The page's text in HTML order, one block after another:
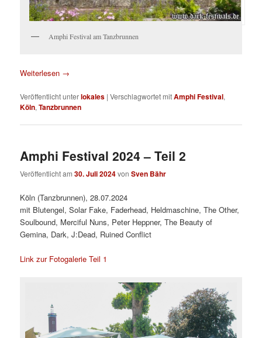
Amphi Festival am Tanzbrunnen
Weiterlesen →
Veröffentlicht unterlokales |Verschlagwortet mitAmphi Festival,
Köln,Tanzbrunnen
Amphi Festival 2024 – Teil 2
Veröffentlicht am30. Juli 2024vonSven Bähr
Köln (Tanzbrunnen), 28.07.2024
mit Blutengel, Solar Fake, Faderhead, Heldmaschine, The Other,
Soulbound, Merciful Nuns, Peter Heppner, The Beauty of
Gemina, Dark, J:Dead, Ruined Conflict
Link zur Fotogalerie Teil 1